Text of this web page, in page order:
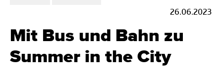
26.06.2023
Mit Bus und Bahn zu
Summer in the City